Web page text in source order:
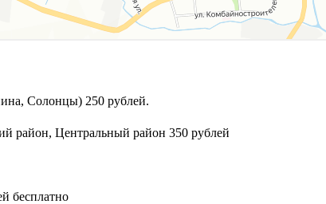
Солонцы) 250 рублей.
район, Центральный район 350 рублей
бесплатно